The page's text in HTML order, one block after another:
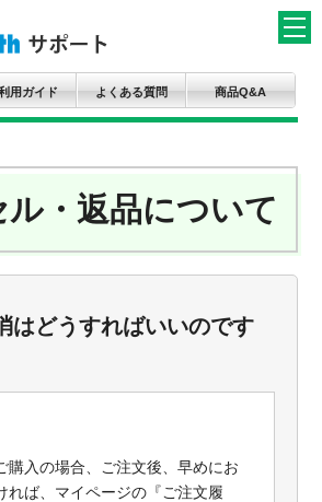
用ガイド よくある質問 商品Q&A
・返品について
はどうすればいいのです
購入の場合、ご注文後、早めにお
れば、マイページの『ご注文履